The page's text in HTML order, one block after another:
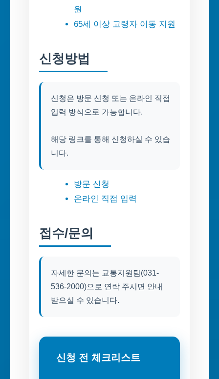
원
65세 이상 고령자 이동 지원
신청방법
신청은 방문 신청 또는 온라인 직접
입력 방식으로 가능합니다.
해당 링크를 통해 신청하실 수 있습
니다.
방문 신청
온라인 직접 입력
접수/문의
자세한 문의는 교통지원팀(031-
536-2000)으로 연락 주시면 안내
받으실 수 있습니다.
신청 전 체크리스트